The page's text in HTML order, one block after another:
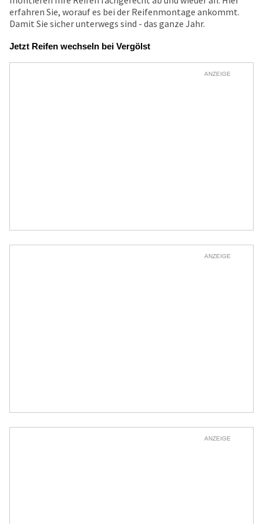
erfahren Sie, worauf es bei der Reifenmontage ankommt.
Damit Sie sicher unterwegs sind - das ganze Jahr.
Jetzt Reifen wechseln bei Vergölst
ANZEIGE
ANZEIGE
ANZEIGE